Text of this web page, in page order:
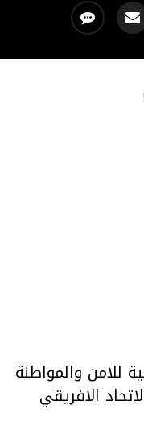
للامن والمواطنة
الافريقي